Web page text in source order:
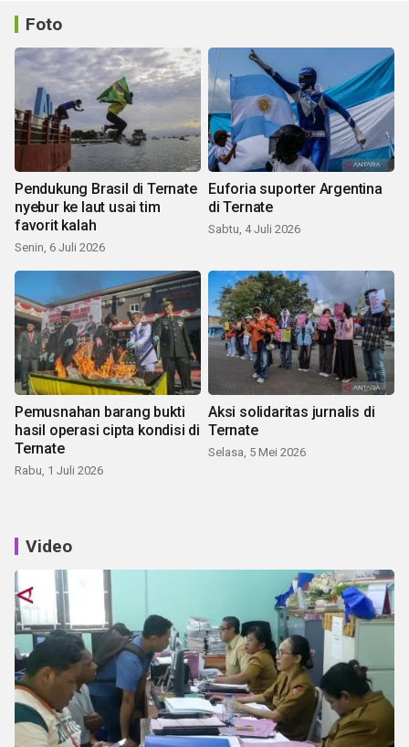
Foto
Pendukung Brasil di Ternate
nyebur ke laut usai tim
favorit kalah
Senin, 6 Juli 2026
Euforia suporter Argentina
di Ternate
Sabtu, 4 Juli 2026
Pemusnahan barang bukti
hasil operasi cipta kondisi di
Ternate
Rabu, 1 Juli 2026
Aksi solidaritas jurnalis di
Ternate
Selasa, 5 Mei 2026
Video